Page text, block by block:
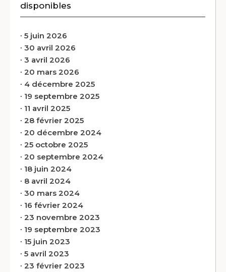
disponibles
∙ 5 juin 2026
∙ 30 avril 2026
∙ 3 avril 2026
∙ 20 mars 2026
∙ 4 décembre 2025
∙ 19 septembre 2025
∙ 11 avril 2025
∙ 28 février 2025
∙ 20 décembre 2024
∙ 25 octobre 2025
∙ 20 septembre 2024
∙ 18 juin 2024
∙ 8 avril 2024
∙ 30 mars 2024
∙ 16 février 2024
∙ 23 novembre 2023
∙ 19 septembre 2023
∙ 15 juin 2023
∙ 5 avril 2023
∙ 23 février 2023